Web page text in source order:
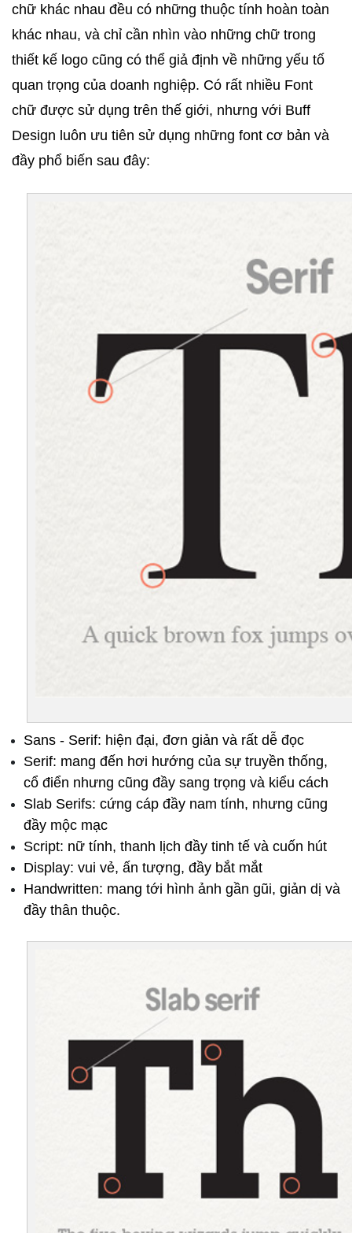
chữ khác nhau đều có những thuộc tính hoàn toàn
khác nhau, và chỉ cần nhìn vào những chữ trong
thiết kế logo cũng có thể giả định về những yếu tố
quan trọng của doanh nghiệp. Có rất nhiều Font
chữ được sử dụng trên thế giới, nhưng với Buff
Design luôn ưu tiên sử dụng những font cơ bản và
đầy phổ biến sau đây:
Sans - Serif: hiện đại, đơn giản và rất dễ đọc
Serif: mang đến hơi hướng của sự truyền thống,
cổ điển nhưng cũng đầy sang trọng và kiểu cách
Slab Serifs: cứng cáp đầy nam tính, nhưng cũng
đầy mộc mạc
Script: nữ tính, thanh lịch đầy tinh tế và cuốn hút
Display: vui vẻ, ấn tượng, đầy bắt mắt
Handwritten: mang tới hình ảnh gần gũi, giản dị và
đầy thân thuộc.